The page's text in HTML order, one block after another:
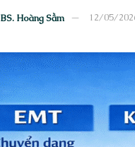
BS. Hoàng Sầm 12/05/